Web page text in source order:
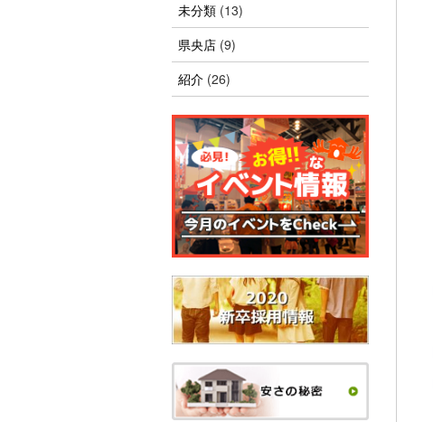
未分類(13)
県央店(9)
紹介(26)